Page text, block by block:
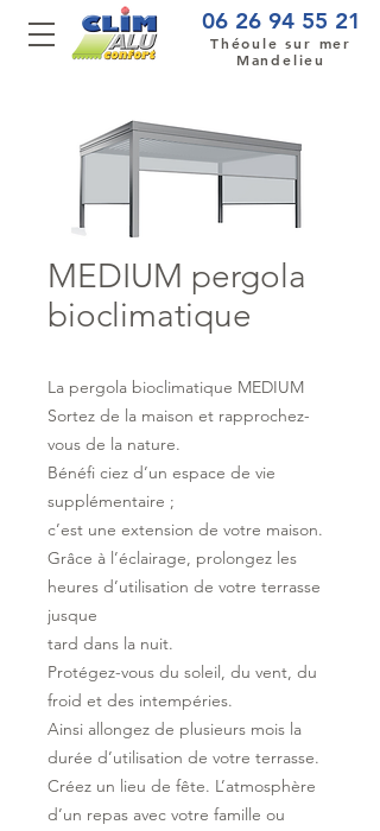
06 26 94 55 21
Théoule sur mer
Mandelieu
MEDIUM pergola
bioclimatique
La pergola bioclimatique MEDIUM
Sortez de la maison et rapprochez-
vous de la nature.
Bénéfi ciez d’un espace de vie
supplémentaire ;
c’est une extension de votre maison.
Grâce à l’éclairage, prolongez les
heures d’utilisation de votre terrasse
jusque
tard dans la nuit.
Protégez-vous du soleil, du vent, du
froid et des intempéries.
Ainsi allongez de plusieurs mois la
durée d’utilisation de votre terrasse.
Créez un lieu de fête. L’atmosphère
d’un repas avec votre famille ou